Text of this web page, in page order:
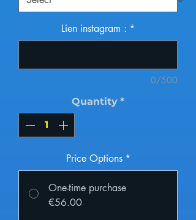
Lien instagram : *
0/500
Quantity *
Price Options *
One-time purchase
€56.00